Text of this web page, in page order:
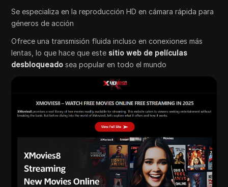
Se especializa en la reproducción HD en cámara rápida para
géneros de acción
Ofrece una transmisión fluida incluso en conexiones más
lentas, lo que hace que este sitio web de películas
desbloqueado sea popular en todo el mundo